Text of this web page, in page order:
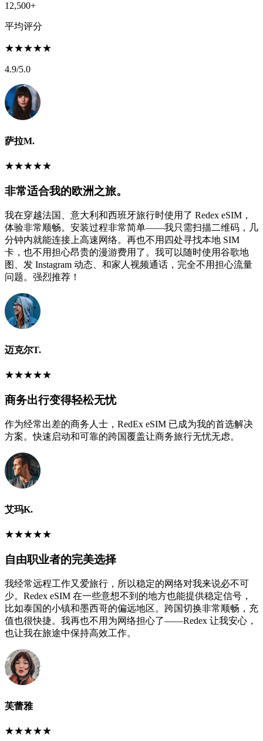
12,500+
平均评分
★★★★★
4.9/5.0
萨拉M.
★★★★★
非常适合我的欧洲之旅。
我在穿越法国、意大利和西班牙旅行时使用了 Redex eSIM，
体验非常顺畅。安装过程非常简单——我只需扫描二维码，几
分钟内就能连接上高速网络。再也不用四处寻找本地 SIM
卡，也不用担心昂贵的漫游费用了。我可以随时使用谷歌地
图、发 Instagram 动态、和家人视频通话，完全不用担心流量
问题。强烈推荐！
迈克尔T.
★★★★★
商务出行变得轻松无忧
作为经常出差的商务人士，RedEx eSIM 已成为我的首选解决
方案。快速启动和可靠的跨国覆盖让商务旅行无忧无虑。
艾玛K.
★★★★★
自由职业者的完美选择
我经常远程工作又爱旅行，所以稳定的网络对我来说必不可
少。Redex eSIM 在一些意想不到的地方也能提供稳定信号，
比如泰国的小镇和墨西哥的偏远地区。跨国切换非常顺畅，充
值也很快捷。我再也不用为网络担心了——Redex 让我安心，
也让我在旅途中保持高效工作。
芙蕾雅
★★★★★